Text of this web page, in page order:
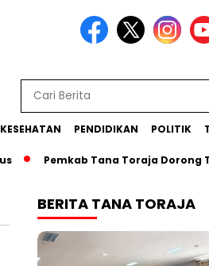
KESEHATAN PENDIDIKAN POLITIK
Pemkab Tana Toraja Dorong
BERITA TANA TORAJA